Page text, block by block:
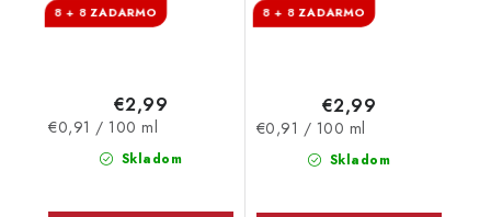
8 + 8
Skladom
€2,99
Jednotková
€0,91 / 100 ml
8 + 8
Skladom
€2,99
Jednotková
€0,91 / 100 ml